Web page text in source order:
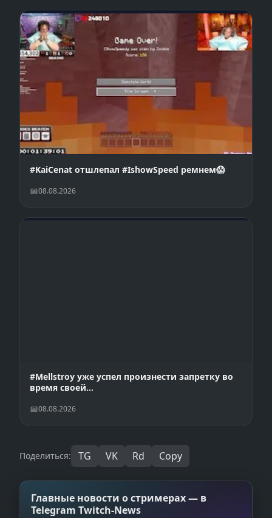
#KaiCenat отшлепал #IshowSpeed ремнем😱
08.08.2026
#Mellstroy уже успел произнести запретку во
время своей…
08.08.2026
Поделиться: TG VK Rd Copy
Главные новости о стримерах — в
Telegram Twitch‑News